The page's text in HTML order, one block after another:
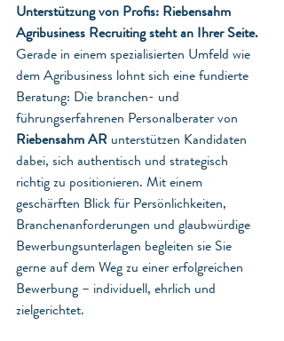
Unterstützung von Profis: Riebensahm
Agribusiness Recruiting steht an Ihrer Seite.
Gerade in einem spezialisierten Umfeld wie
dem Agribusiness lohnt sich eine fundierte
Beratung: Die branchen- und
führungserfahrenen Personalberater von
Riebensahm AR unterstützen Kandidaten
dabei, sich authentisch und strategisch
richtig zu positionieren. Mit einem
geschärften Blick für Persönlichkeiten,
Branchenanforderungen und glaubwürdige
Bewerbungsunterlagen begleiten sie Sie
gerne auf dem Weg zu einer erfolgreichen
Bewerbung – individuell, ehrlich und
zielgerichtet.